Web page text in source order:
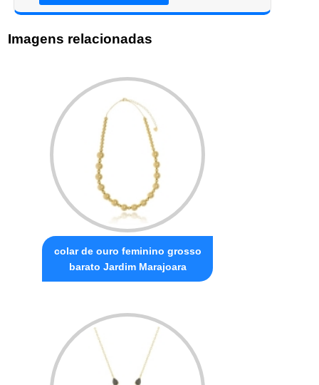
Imagens relacionadas
colar de ouro feminino grosso
barato Jardim Marajoara